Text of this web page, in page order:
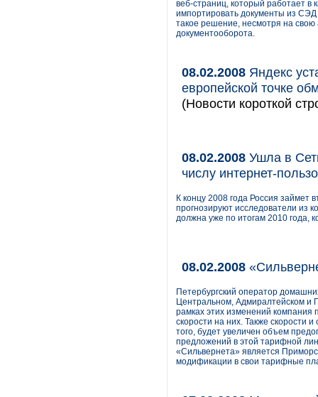
веб-страниц, который работает
импортировать документы из
такое решение, несмотря на свою
документооборота.
08.02.2008 Яндекс
европейской точке
(Новости короткой
08.02.2008 Ушла в
числу интернет-
К концу 2008 года Россия займет
прогнозируют исследователи из
должна уже по итогам 2010 года,
08.02.2008
Петербургский оператор
Центральном, Адмиралтейском и
рамках этих изменений компания
скорости на них. Также скорости
того, будет увеличен объем
предложений в этой тарифной
«Сильвернета» является
модификации в свои тарифные